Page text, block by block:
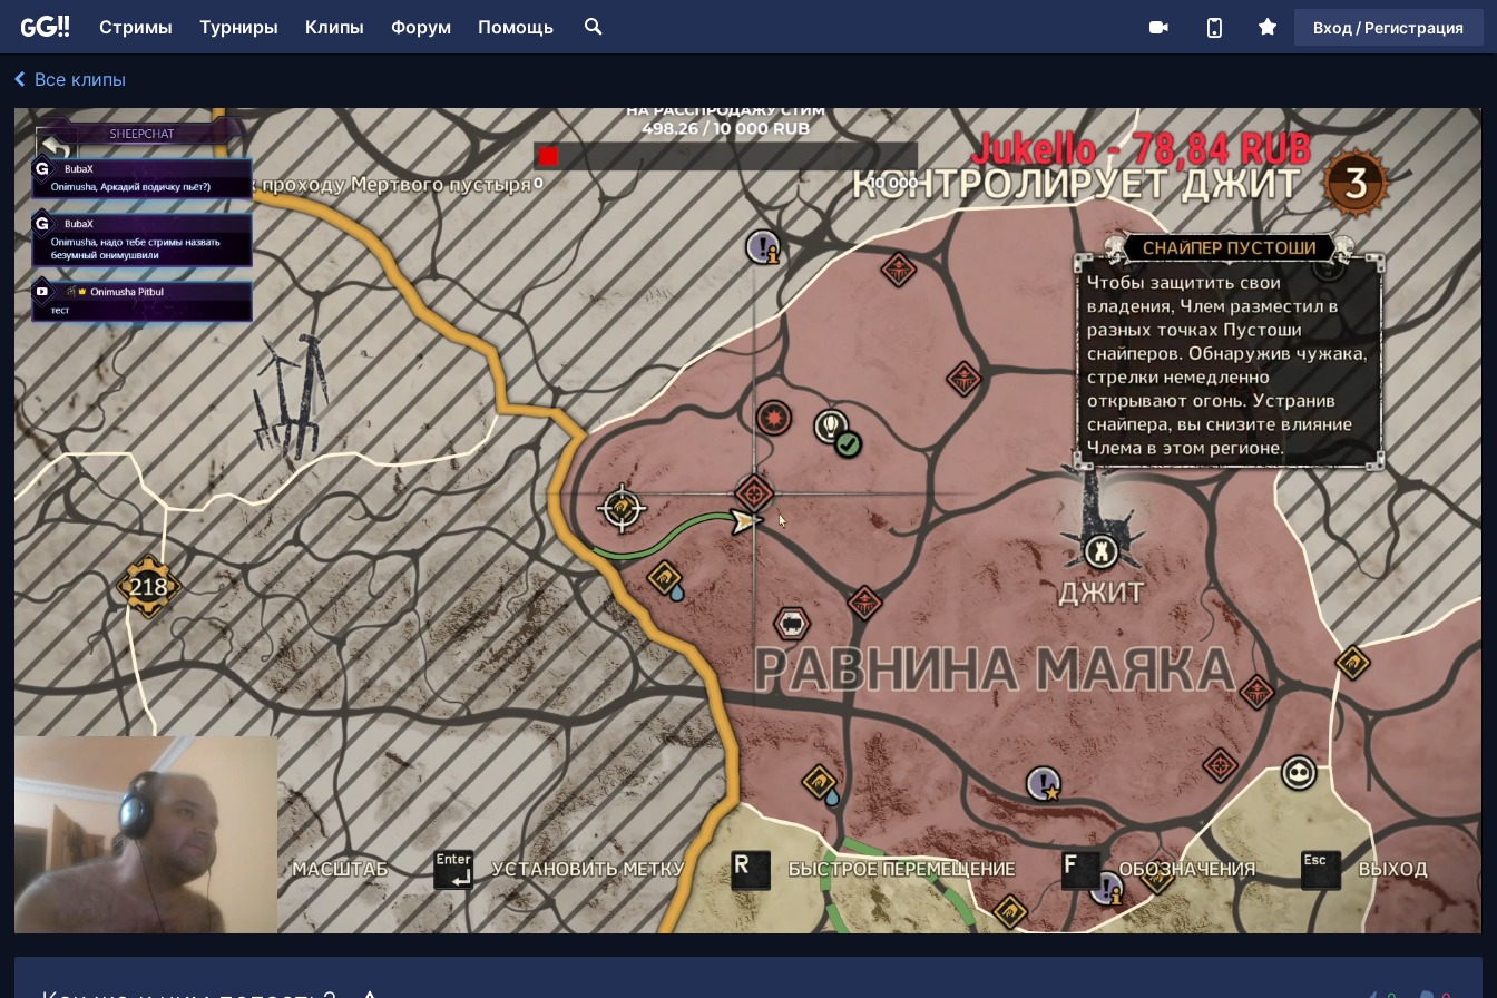
Стримы Турниры Клипы Форум Помощь Вход / Регистрация
Все клипы
Onimusha играл в Mad Max
155 просмотров
00:09/00:16